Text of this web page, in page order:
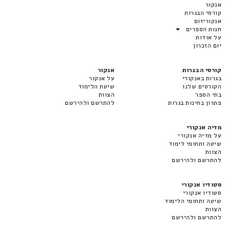
אנקור
קורסי הבגרות
אנקוריזום
חנות הספרים
על אודות
יום הזכרון
קורסי הבגרות
בגרות באנקורי
הקורסים שלנו
בתי הספר
פתרון בחינות בגרות
אנקור
על אנקור
שיטת הלימוד
הצוות
להתרשם ולהירשם
מדיה אנקורי
על מדיה אנקורי
שיטה ותחומי לימוד
הצוות
להתרשם ולהירשם
סטודיו אנקורי
סטודיו אנקורי
שיטה ותחומי הלימוד
הצוות
להתרשם ולהירשם